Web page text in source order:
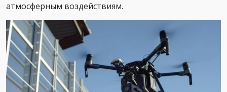
атмосферным воздействиям.